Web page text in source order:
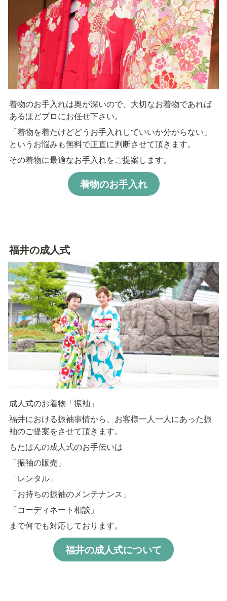
着物のお手入れは奥が深いので、大切なお着物であれば
あるほどプロにお任せ下さい。
「着物を着たけどどうお手入れしていいか分からない」
というお悩みも無料で正直に判断させて頂きます。
その着物に最適なお手入れをご提案します。
着物のお手入れ
福井の成人式
成人式のお着物「振袖」
福井における振袖事情から、お客様一人一人にあった振
袖のご提案をさせて頂きます。
もたはんの成人式のお手伝いは
「振袖の販売」
「レンタル」
「お持ちの振袖のメンテナンス」
「コーディネート相談」
まで何でも対応しております。
福井の成人式について